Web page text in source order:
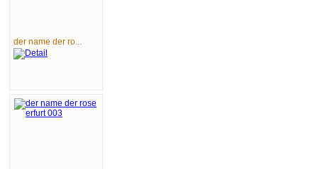
der name der ro...